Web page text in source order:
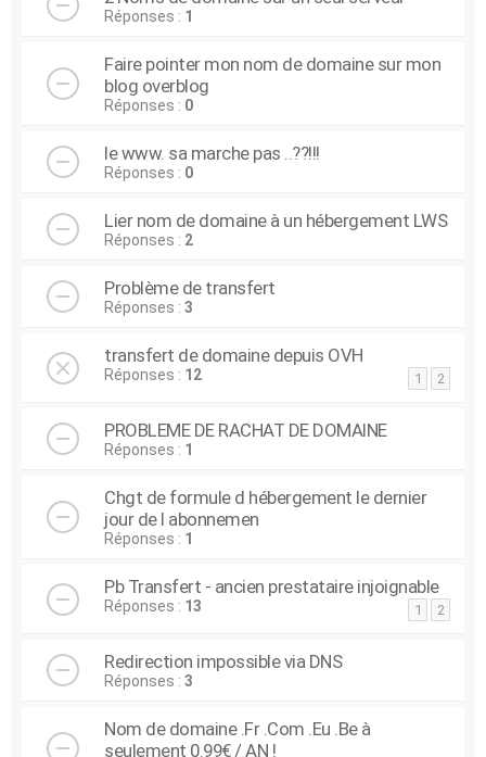
Réponses : 1
Faire pointer mon nom de domaine sur mon
blog overblog
Réponses : 0
le www. sa marche pas ..??!!!
Réponses : 0
Lier nom de domaine à un hébergement LWS
Réponses : 2
Problème de transfert
Réponses : 3
transfert de domaine depuis OVH
Réponses : 12 1 2
PROBLEME DE RACHAT DE DOMAINE
Réponses : 1
Chgt de formule d hébergement le dernier
jour de l abonnemen
Réponses : 1
Pb Transfert - ancien prestataire injoignable
Réponses : 13 1 2
Redirection impossible via DNS
Réponses : 3
Nom de domaine .Fr .Com .Eu .Be à
seulement 0.99€ / AN !